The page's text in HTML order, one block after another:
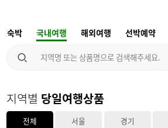
숙박 국내여행 해외여행 선박예약
지역별 당일여행상품
전체 서울 경기